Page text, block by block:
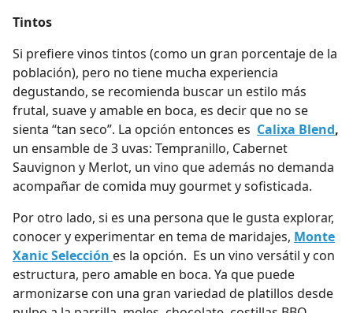
Tintos
Si prefiere vinos tintos (como un gran porcentaje de la
población), pero no tiene mucha experiencia
degustando, se recomienda buscar un estilo más
frutal, suave y amable en boca, es decir que no se
sienta “tan seco”. La opción entonces es Calixa Blend,
un ensamble de 3 uvas: Tempranillo, Cabernet
Sauvignon y Merlot, un vino que además no demanda
acompañar de comida muy gourmet y sofisticada.
Por otro lado, si es una persona que le gusta explorar,
conocer y experimentar en tema de maridajes, Monte
Xanic Selección es la opción. Es un vino versátil y con
estructura, pero amable en boca. Ya que puede
armonizarse con una gran variedad de platillos desde